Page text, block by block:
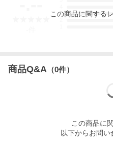
【数量・内容】兜本体×1、座布
8cm×高さ 31cm、重量 1,960g
【原材料】【兜】鋳物(一部プ
3
この商品に関する
商品Q&A （0件）
この商品に
以下からお問い